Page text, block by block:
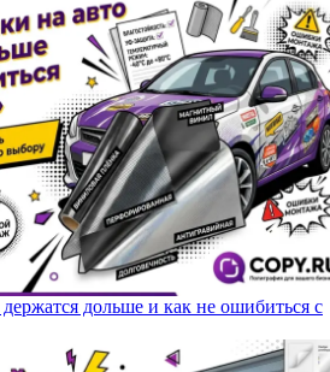
дольше и как не ошибиться с